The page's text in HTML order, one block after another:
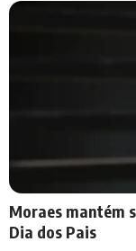
Moraes mantém
Dia dos Pais